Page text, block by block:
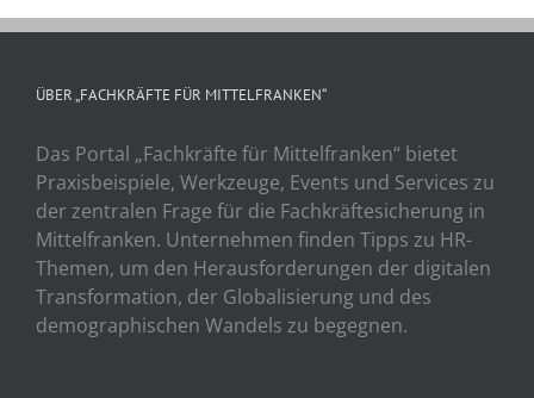
ÜBER „FACHKRÄFTE FÜR MITTELFRANKEN“
Das Portal „Fachkräfte für Mittelfranken“ bietet
Praxisbeispiele, Werkzeuge, Events und Services zu
der zentralen Frage für die Fachkräftesicherung in
Mittelfranken. Unternehmen finden Tipps zu HR-
Themen, um den Herausforderungen der digitalen
Transformation, der Globalisierung und des
demographischen Wandels zu begegnen.